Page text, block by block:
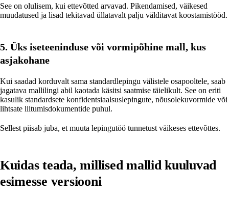
See on olulisem, kui ettevõtted arvavad. Pikendamised, väikesed
muudatused ja lisad tekitavad üllatavalt palju välditavat koostamistööd.
5. Üks iseteeninduse või vormipõhine mall, kus
asjakohane
Kui saadad korduvalt sama standardlepingu välistele osapooltele, saab
jagatava mallilingi abil kaotada käsitsi saatmise täielikult. See on eriti
kasulik standardsete konfidentsiaalsuslepingute, nõusolekuvormide või
lihtsate liitumisdokumentide puhul.
Sellest piisab juba, et muuta lepingutöö tunnetust väikeses ettevõttes.
Kuidas teada, millised mallid kuuluvad
esimesse versiooni